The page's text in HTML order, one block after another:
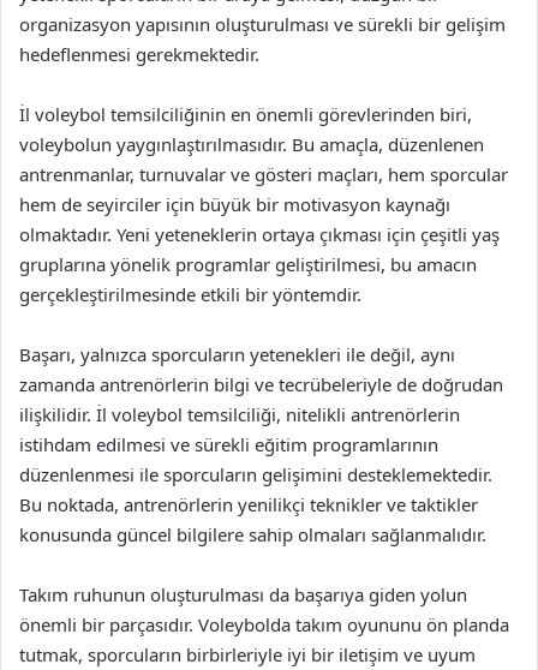
organizasyon yapısının oluşturulması ve sürekli bir gelişim
hedeflenmesi gerekmektedir.
İl voleybol temsilciliğinin en önemli görevlerinden biri,
voleybolun yaygınlaştırılmasıdır. Bu amaçla, düzenlenen
antrenmanlar, turnuvalar ve gösteri maçları, hem sporcular
hem de seyirciler için büyük bir motivasyon kaynağı
olmaktadır. Yeni yeteneklerin ortaya çıkması için çeşitli yaş
gruplarına yönelik programlar geliştirilmesi, bu amacın
gerçekleştirilmesinde etkili bir yöntemdir.
Başarı, yalnızca sporcuların yetenekleri ile değil, aynı
zamanda antrenörlerin bilgi ve tecrübeleriyle de doğrudan
ilişkilidir. İl voleybol temsilciliği, nitelikli antrenörlerin
istihdam edilmesi ve sürekli eğitim programlarının
düzenlenmesi ile sporcuların gelişimini desteklemektedir.
Bu noktada, antrenörlerin yenilikçi teknikler ve taktikler
konusunda güncel bilgilere sahip olmaları sağlanmalıdır.
Takım ruhunun oluşturulması da başarıya giden yolun
önemli bir parçasıdır. Voleybolda takım oyununu ön planda
tutmak, sporcuların birbirleriyle iyi bir iletişim ve uyum